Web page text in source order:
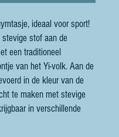
ideaal voor sport!
stof aan de
een traditioneel
van het Yi-volk. Aan de
in de kleur van de
te maken met stevige
in verschillende